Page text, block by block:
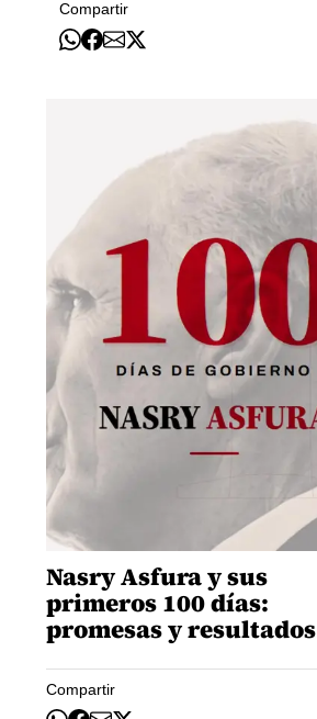
Compartir
Nasry Asfura y sus
primeros 100 días:
promesas y resultados
Compartir